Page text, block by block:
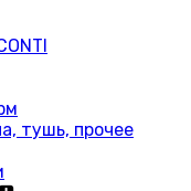
тушь, прочее